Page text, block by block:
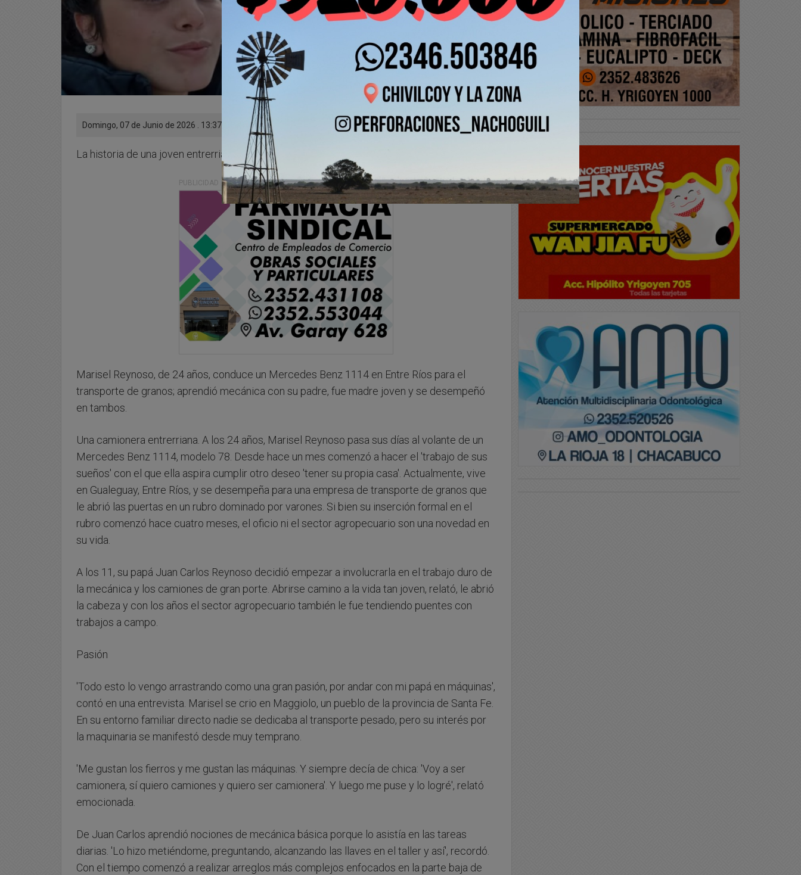
Domingo, 07 de Junio de 2026 . 13:37 Hs.
La historia de una joven entrerriana que maneja un camión y lucha por cumplir un sueño
PUBLICIDAD
Marisel Reynoso, de 24 años, conduce un Mercedes Benz 1114 en Entre Ríos para el
transporte de granos; aprendió mecánica con su padre, fue madre joven y se desempeñó
en tambos.
Una camionera entrerriana. A los 24 años, Marisel Reynoso pasa sus días al volante de un
Mercedes Benz 1114, modelo 78. Desde hace un mes comenzó a hacer el 'trabajo de sus
sueños' con el que ella aspira cumplir otro deseo 'tener su propia casa'. Actualmente, vive
en Gualeguay, Entre Ríos, y se desempeña para una empresa de transporte de granos que
le abrió las puertas en un rubro dominado por varones. Si bien su inserción formal en el
rubro comenzó hace cuatro meses, el oficio ni el sector agropecuario son una novedad en
su vida.
A los 11, su papá Juan Carlos Reynoso decidió empezar a involucrarla en el trabajo duro de
la mecánica y los camiones de gran porte. Abrirse camino a la vida tan joven, relató, le abrió
la cabeza y con los años el sector agropecuario también le fue tendiendo puentes con
trabajos a campo.
Pasión
'Todo esto lo vengo arrastrando como una gran pasión, por andar con mi papá en máquinas',
contó en una entrevista. Marisel se crio en Maggiolo, un pueblo de la provincia de Santa Fe.
En su entorno familiar directo nadie se dedicaba al transporte pesado, pero su interés por
la maquinaria se manifestó desde muy temprano.
'Me gustan los fierros y me gustan las máquinas. Y siempre decía de chica: 'Voy a ser
camionera, sí quiero camiones y quiero ser camionera'. Y luego me puse y lo logré', relató
emocionada.
De Juan Carlos aprendió nociones de mecánica básica porque lo asistía en las tareas
diarias. 'Lo hizo metiéndome, preguntando, alcanzando las llaves en el taller y así', recordó.
Con el tiempo comenzó a realizar arreglos más complejos enfocados en la parte baja de